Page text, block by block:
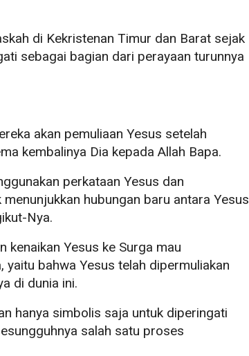
di Kekristenan Timur dan Barat sejak
sebagai bagian dari perayaan turunnya
akan pemuliaan Yesus setelah
kembalinya Dia kepada Allah Bapa.
perkataan Yesus dan
hubungan baru antara Yesus
Nya.
kenaikan Yesus ke Surga mau
yaitu bahwa Yesus telah dipermuliakan
di dunia ini.
hanya simbolis saja untuk diperingati
salah satu proses